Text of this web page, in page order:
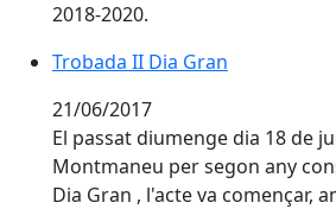
2018-2020.
Trobada II Dia Gran
Trobada II Dia Gran
21/06/2017
El passat diumenge dia 18 de
Montmaneu per segon any
Dia Gran , l'acte va començar,